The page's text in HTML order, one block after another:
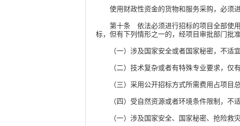
使用财政性资金的货物和服务采购，必须进
第十条 依法必须进行招标的项目全部使用
标，但有下列情形之一的，经项目审批部门批
（一）涉及国家安全或者国家秘密，不适宜
（二）技术复杂或者有特殊专业要求，仅有
（三）采用公开招标方式所需费用占项目总
（四）受自然资源或者环境条件限制，不适
（一）涉及国家安全、国家秘密、抢险救灾